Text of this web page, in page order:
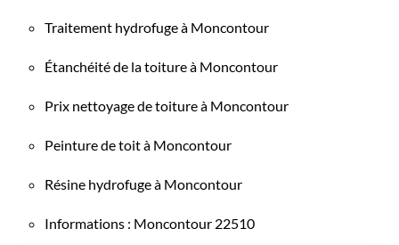
Traitement hydrofuge à Moncontour
Étanchéité de la toiture à Moncontour
Prix nettoyage de toiture à Moncontour
Peinture de toit à Moncontour
Résine hydrofuge à Moncontour
Informations : Moncontour 22510